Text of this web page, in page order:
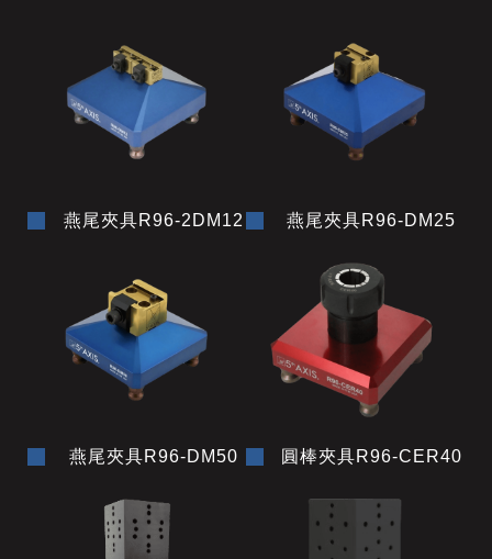
燕尾夾具R96-2DM12 燕尾夾具R96-DM25
燕尾夾具R96-DM50 圓棒夾具R96-CER40